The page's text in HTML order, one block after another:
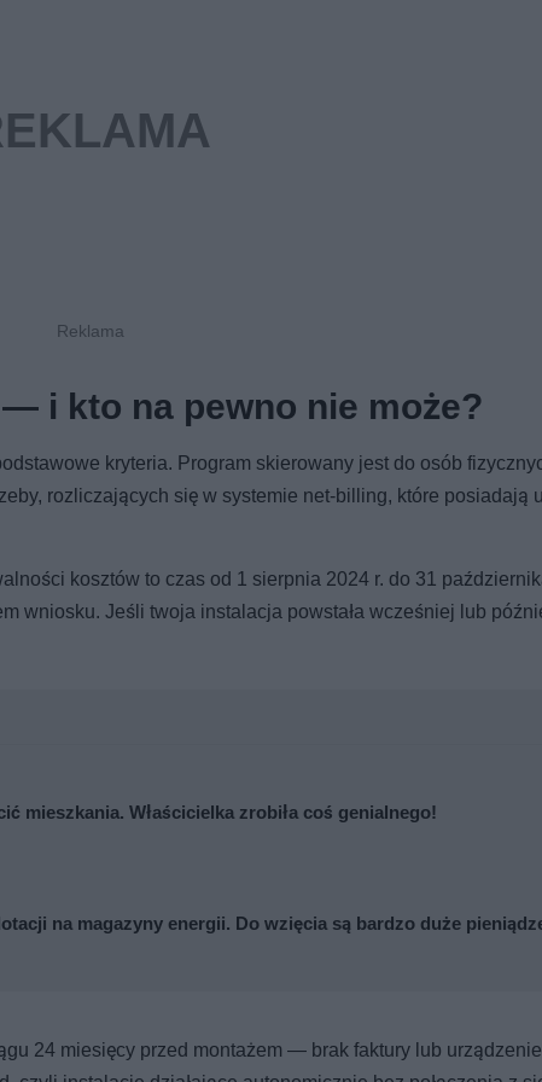
i kto na pewno nie może?
kryteria. Program skierowany jest do osób
rozliczających się w systemie net-billing, które posiadają
kosztów to czas od 1 sierpnia 2024 r. do 31
wniosku. Jeśli twoja instalacja powstała wcześniej lub
mieszkania. Właścicielka zrobiła coś genialnego!
na magazyny energii. Do wzięcia są bardzo duże
24 miesięcy przed montażem — brak faktury lub urządzenie